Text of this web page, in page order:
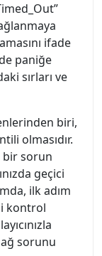
ifade
paniğe
sırları ve
biri,
olmasıdır.
bir sorun
geçici
ilk adım
kontrol
sorunu